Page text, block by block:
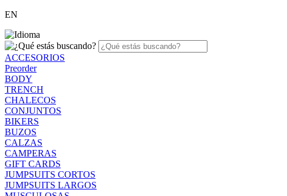
EN
ACCESORIOS
Preorder
BODY
TRENCH
CHALECOS
CONJUNTOS
BIKERS
BUZOS
CALZAS
CAMPERAS
GIFT CARDS
JUMPSUITS CORTOS
JUMPSUITS LARGOS